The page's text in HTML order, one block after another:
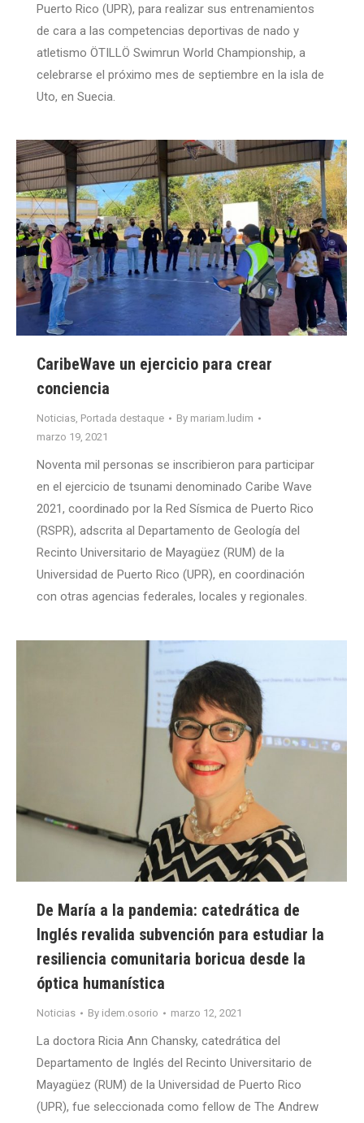
Puerto Rico (UPR), para realizar sus entrenamientos
de cara a las competencias deportivas de nado y
atletismo ÖTILLÖ Swimrun World Championship, a
celebrarse el próximo mes de septiembre en la isla de
Uto, en Suecia.
CaribeWave un ejercicio para crear
conciencia
Noticias, Portada destaque By mariam.ludim
marzo 19, 2021
Noventa mil personas se inscribieron para participar
en el ejercicio de tsunami denominado Caribe Wave
2021, coordinado por la Red Sísmica de Puerto Rico
(RSPR), adscrita al Departamento de Geología del
Recinto Universitario de Mayagüez (RUM) de la
Universidad de Puerto Rico (UPR), en coordinación
con otras agencias federales, locales y regionales.
De María a la pandemia: catedrática de
Inglés revalida subvención para estudiar la
resiliencia comunitaria boricua desde la
óptica humanística
Noticias By idem.osorio marzo 12, 2021
La doctora Ricia Ann Chansky, catedrática del
Departamento de Inglés del Recinto Universitario de
Mayagüez (RUM) de la Universidad de Puerto Rico
(UPR), fue seleccionada como fellow de The Andrew